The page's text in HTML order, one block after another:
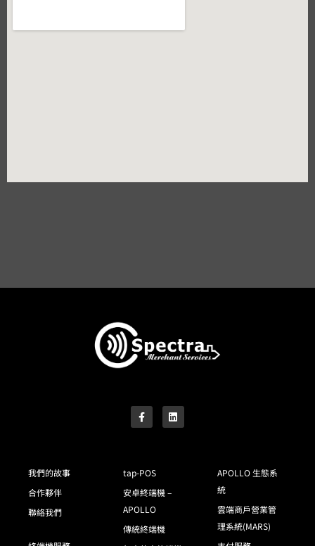
我們的故事
合作夥伴
聯絡我們
tap-POS
安卓終端機 –
APOLLO
傳統終端機
APOLLO 生態系
統
雲端商戶營業管
理系統(MARS)